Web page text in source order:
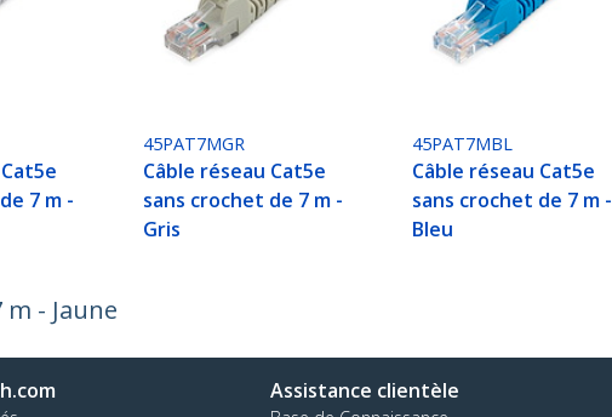
7 m -
45PAT7MGR
Câble réseau Cat5e
sans crochet de 7 m -
Gris
45PAT7MBL
Câble réseau Cat5e
sans crochet de 7 m -
Bleu
- Jaune
Assistance clientèle